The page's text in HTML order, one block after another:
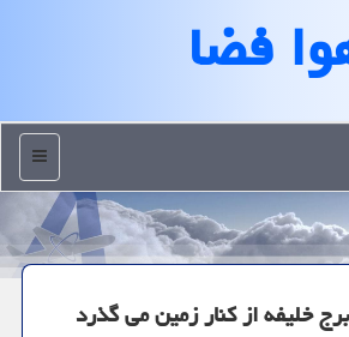
فضا
منو
خلیفه از کنار زمین می گذرد